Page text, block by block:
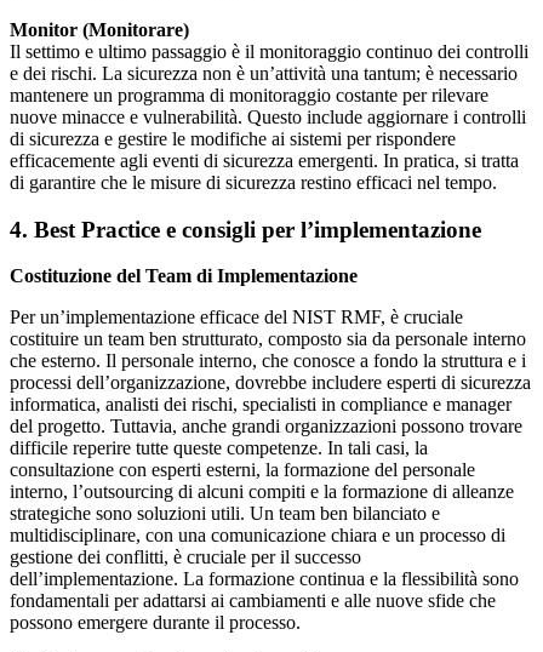
Monitor (Monitorare)
Il settimo e ultimo passaggio è il monitoraggio continuo dei controlli
e dei rischi. La sicurezza non è un’attività una tantum; è necessario
mantenere un programma di monitoraggio costante per rilevare
nuove minacce e vulnerabilità. Questo include aggiornare i controlli
di sicurezza e gestire le modifiche ai sistemi per rispondere
efficacemente agli eventi di sicurezza emergenti. In pratica, si tratta
di garantire che le misure di sicurezza restino efficaci nel tempo.
4. Best Practice e consigli per l’implementazione
Costituzione del Team di Implementazione
Per un’implementazione efficace del NIST RMF, è cruciale
costituire un team ben strutturato, composto sia da personale interno
che esterno. Il personale interno, che conosce a fondo la struttura e i
processi dell’organizzazione, dovrebbe includere esperti di sicurezza
informatica, analisti dei rischi, specialisti in compliance e manager
del progetto. Tuttavia, anche grandi organizzazioni possono trovare
difficile reperire tutte queste competenze. In tali casi, la
consultazione con esperti esterni, la formazione del personale
interno, l’outsourcing di alcuni compiti e la formazione di alleanze
strategiche sono soluzioni utili. Un team ben bilanciato e
multidisciplinare, con una comunicazione chiara e un processo di
gestione dei conflitti, è cruciale per il successo
dell’implementazione. La formazione continua e la flessibilità sono
fondamentali per adattarsi ai cambiamenti e alle nuove sfide che
possono emergere durante il processo.